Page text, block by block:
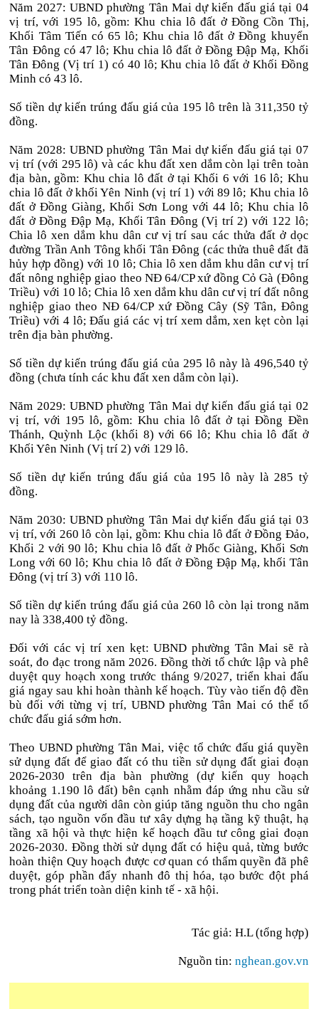
Năm 2027: UBND phường Tân Mai dự kiến đấu giá tại 04
vị trí, với 195 lô, gồm: Khu chia lô đất ở Đồng Cồn Thị,
Khối Tâm Tiến có 65 lô; Khu chia lô đất ở Đồng khuyển
Tân Đông có 47 lô; Khu chia lô đất ở Đồng Đập Mạ, Khối
Tân Đông (Vị trí 1) có 40 lô; Khu chia lô đất ở Khối Đồng
Minh có 43 lô.
Số tiền dự kiến trúng đấu giá của 195 lô trên là 311,350 tỷ
đồng.
Năm 2028: UBND phường Tân Mai dự kiến đấu giá tại 07
vị trí (với 295 lô) và các khu đất xen dắm còn lại trên toàn
địa bàn, gồm: Khu chia lô đất ở tại Khối 6 với 16 lô; Khu
chia lô đất ở khối Yên Ninh (vị trí 1) với 89 lô; Khu chia lô
đất ở Đồng Giàng, Khối Sơn Long với 44 lô; Khu chia lô
đất ở Đồng Đập Mạ, Khối Tân Đông (Vị trí 2) với 122 lô;
Chia lô xen dắm khu dân cư vị trí sau các thửa đất ở dọc
đường Trần Anh Tông khối Tân Đông (các thửa thuê đất đã
hủy hợp đồng) với 10 lô; Chia lô xen dắm khu dân cư vị trí
đất nông nghiệp giao theo NĐ 64/CP xứ đồng Cỏ Gà (Đông
Triều) với 10 lô; Chia lô xen dắm khu dân cư vị trí đất nông
nghiệp giao theo NĐ 64/CP xứ Đồng Cây (Sỹ Tân, Đông
Triều) với 4 lô; Đấu giá các vị trí xem dắm, xen kẹt còn lại
trên địa bàn phường.
Số tiền dự kiến trúng đấu giá của 295 lô này là 496,540 tỷ
đồng (chưa tính các khu đất xen dắm còn lại).
Năm 2029: UBND phường Tân Mai dự kiến đấu giá tại 02
vị trí, với 195 lô, gồm: Khu chia lô đất ở tại Đồng Đền
Thánh, Quỳnh Lộc (khối 8) với 66 lô; Khu chia lô đất ở
Khối Yên Ninh (Vị trí 2) với 129 lô.
Số tiền dự kiến trúng đấu giá của 195 lô này là 285 tỷ
đồng.
Năm 2030: UBND phường Tân Mai dự kiến đấu giá tại 03
vị trí, với 260 lô còn lại, gồm: Khu chia lô đất ở Đồng Đảo,
Khối 2 với 90 lô; Khu chia lô đất ở Phốc Giàng, Khối Sơn
Long với 60 lô; Khu chia lô đất ở Đồng Đập Mạ, khối Tân
Đông (vị trí 3) với 110 lô.
Số tiền dự kiến trúng đấu giá của 260 lô còn lại trong năm
nay là 338,400 tỷ đồng.
Đối với các vị trí xen kẹt: UBND phường Tân Mai sẽ rà
soát, đo đạc trong năm 2026. Đồng thời tổ chức lập và phê
duyệt quy hoạch xong trước tháng 9/2027, triển khai đấu
giá ngay sau khi hoàn thành kế hoạch. Tùy vào tiến độ đền
bù đối với từng vị trí, UBND phường Tân Mai có thể tổ
chức đấu giá sớm hơn.
Theo UBND phường Tân Mai, việc tổ chức đấu giá quyền
sử dụng đất để giao đất có thu tiền sử dụng đất giai đoạn
2026-2030 trên địa bàn phường (dự kiến quy hoạch
khoảng 1.190 lô đất) bên cạnh nhằm đáp ứng nhu cầu sử
dụng đất của người dân còn giúp tăng nguồn thu cho ngân
sách, tạo nguồn vốn đầu tư xây dựng hạ tầng kỹ thuật, hạ
tầng xã hội và thực hiện kế hoạch đầu tư công giai đoạn
2026-2030. Đồng thời sử dụng đất có hiệu quả, từng bước
hoàn thiện Quy hoạch được cơ quan có thẩm quyền đã phê
duyệt, góp phần đẩy nhanh đô thị hóa, tạo bước đột phá
trong phát triển toàn diện kinh tế - xã hội.
Tác giả: H.L (tổng hợp)
Nguồn tin: nghean.gov.vn